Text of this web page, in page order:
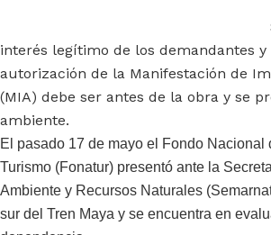
interés legítimo de los demandantes y
autorización de la Manifestación de
(MIA) debe ser antes de la obra y se
ambiente.
El pasado 17 de mayo el Fondo Nacional
Turismo (Fonatur) presentó ante la
Ambiente y Recursos Naturales
sur del Tren Maya y se encuentra en